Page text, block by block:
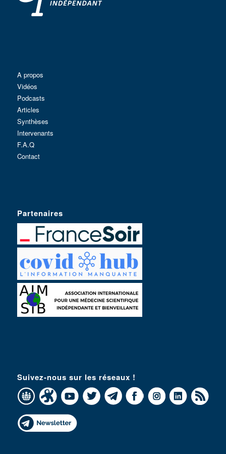
A propos
Vidéos
Podcasts
Articles
Synthèses
Intervenants
F.A.Q
Contact
Partenaires
Suivez-nous sur les réseaux !